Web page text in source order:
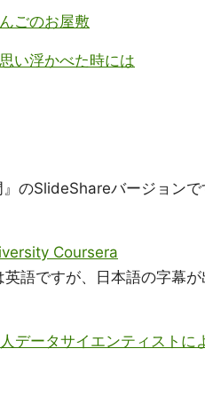
ごのお屋敷
い浮かべた時には
のSlideShareバージョンで
Coursera
語ですが、日本語の字幕が
データサイエンティストに